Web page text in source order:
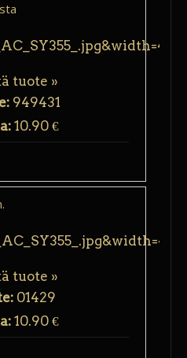
tuote »
949431
10.90 €
tuote »
01429
10.90 €